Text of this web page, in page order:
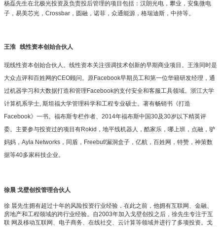
杨磊先生在北极光投资及负责投后管理的项目包括：汉朗光电，攀业，安集微电
子，易美芯光，Crossbar，圆融，诺菲，众通能源，格瑞迪斯，中持等。
王淮 线性资本创始合伙人
现线性资本创始合伙人。线性资本关注强调技术创新的早期商业项目。王淮同时是
大众点评和百姓网的CEO顾问。原Facebook早期员工和第一位华籍研发经理，通
过机器学习和大数据打造和管理Facebook的支付安全和客服工具领域。浙江大学
计算机系学士, 斯坦福大学管理科学和工程专业硕士。著有畅销书《打造
Facebook》一书。福布斯专栏作者、2014年福布斯中国30及30岁以下精英评
委。主要参与投资过的项目有Rokid，地平线机器人，酷家乐，哪上班，点融，驴
妈妈，Ayla Networks，同盾，Freebuf/漏洞盒子，亿航，百姓网，特赞，神策数
据等40多家科技企业。
徐晨 戈壁创投管理合伙人
徐 晨先生拥有超过十年的风险投资行业经验，在此之前，他拥有互联网、金融、
房地产和工程领域的跨行业经验。自2003年加入戈壁创投之后，徐先生专注于互
联 网及移动互联网、电子商务、在线社交、云计算等领域并进行了多项投资。戈